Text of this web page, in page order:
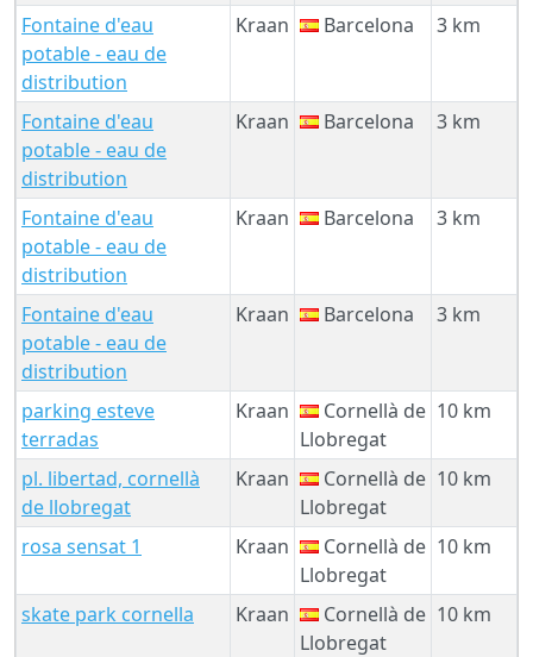
Fontaine d'eau
potable - eau de
distribution
Kraan Barcelona 3 km
Fontaine d'eau
potable - eau de
distribution
Kraan Barcelona 3 km
Fontaine d'eau
potable - eau de
distribution
Kraan Barcelona 3 km
Fontaine d'eau
potable - eau de
distribution
Kraan Barcelona 3 km
parking esteve
terradas
Kraan
Cornellà de
Llobregat
10 km
pl. libertad, cornellà
de llobregat
Kraan
Cornellà de
Llobregat
10 km
rosa sensat 1 Kraan
Cornellà de
Llobregat
10 km
skate park cornella Kraan
Cornellà de
Llobregat
10 km